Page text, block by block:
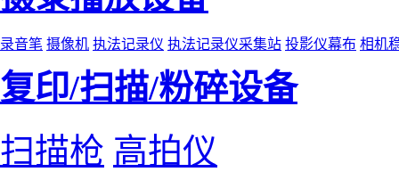
录音笔 摄像机 执法记录仪 执法记录仪采集站 投影仪幕布 相机
复印/扫描/粉碎设备
扫描枪 高拍仪